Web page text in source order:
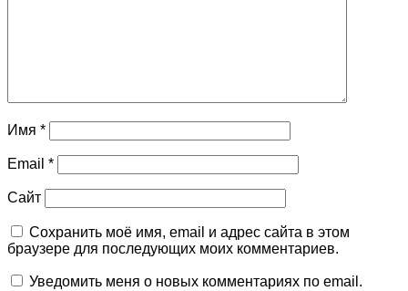
Имя *
Email *
Сайт
Сохранить моё имя, email и адрес сайта в этом
браузере для последующих моих комментариев.
Уведомить меня о новых комментариях по email.